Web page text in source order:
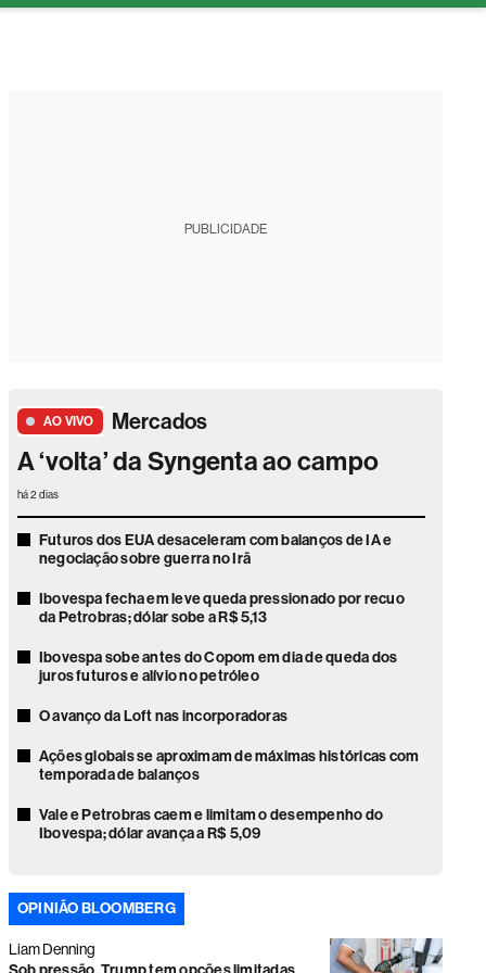
PUBLICIDADE
AO VIVO Mercados
A ‘volta’ da Syngenta ao campo
há 2 dias
Futuros dos EUA desaceleram com balanços de IA e
negociação sobre guerra no Irã
Ibovespa fecha em leve queda pressionado por recuo
da Petrobras; dólar sobe a R$ 5,13
Ibovespa sobe antes do Copom em dia de queda dos
juros futuros e alívio no petróleo
O avanço da Loft nas incorporadoras
Ações globais se aproximam de máximas históricas com
temporada de balanços
Vale e Petrobras caem e limitam o desempenho do
Ibovespa; dólar avança a R$ 5,09
pressão sobre mercados
disputa presidencial acirrada
OPINIÃO BLOOMBERG
Liam Denning